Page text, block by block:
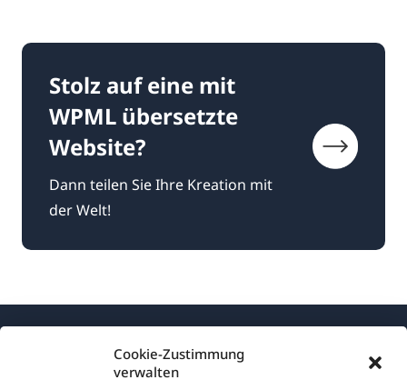
Cookie-Zustimmung
verwalten
Stolz auf eine mit
WPML übersetzte
Website?
Dann teilen Sie Ihre Kreation mit
der Welt!